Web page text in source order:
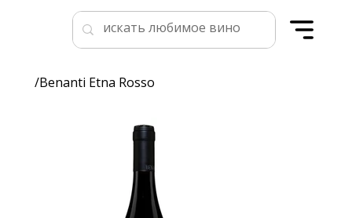
/Benanti Etna Rosso